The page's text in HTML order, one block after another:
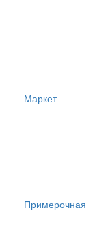
Маркет
Примерочная